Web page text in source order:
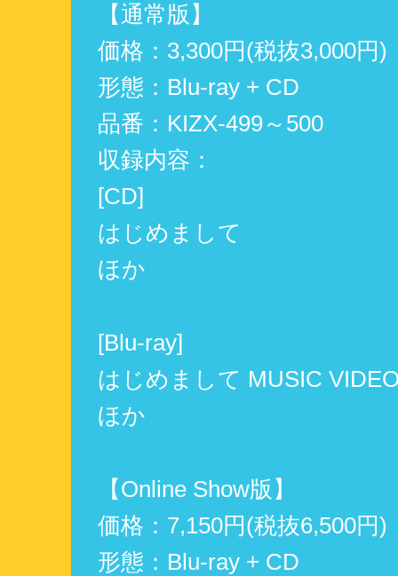
【通常版】
価格：3,300円(税抜3,000円)
形態：Blu-ray + CD
品番：KIZX-499～500
収録内容：
[CD]
はじめまして
ほか
[Blu-ray]
はじめまして MUSIC
ほか
【Online Show版】
価格：7,150円(税抜6,500円)
形態：Blu-ray + CD